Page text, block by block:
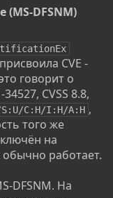
(MS-DFSNM)​
CVE -
говорит о
CVSS 8.8,
C:H/I:H/A:H ,
того же
на
обычно работает.
DFSNM. На